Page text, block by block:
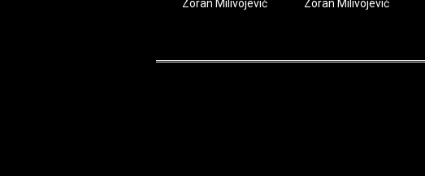
Zoran Milivojević Zoran Milivojević